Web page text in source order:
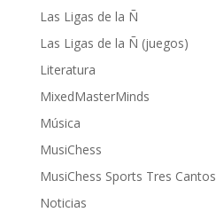
Las Ligas de la Ñ
Las Ligas de la Ñ (juegos)
Literatura
MixedMasterMinds
Música
MusiChess
MusiChess Sports Tres Cantos
Noticias